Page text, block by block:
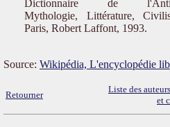
Dictionnaire de
Mythologie, Littérature,
Paris, Robert Laffont, 1993.
Source: Wikipédia, L'encyclopédie
Retourner
Liste des
et